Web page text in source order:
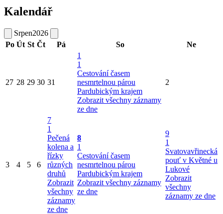
Kalendář
Srpen2026
Po Út St Čt Pá So Ne
27 28 29 30 31
1
1
Cestování časem
nesmrtelnou párou
Pardubickým krajem
Zobrazit všechny záznamy
ze dne
2
3 4 5 6
7
1
Pečená
kolena a
řízky
různých
druhů
Zobrazit
všechny
záznamy
ze dne
8
1
Cestování časem
nesmrtelnou párou
Pardubickým krajem
Zobrazit všechny záznamy
ze dne
9
1
Svatovavřinecká
pouť v Květné u
Lukové
Zobrazit
všechny
záznamy ze dne